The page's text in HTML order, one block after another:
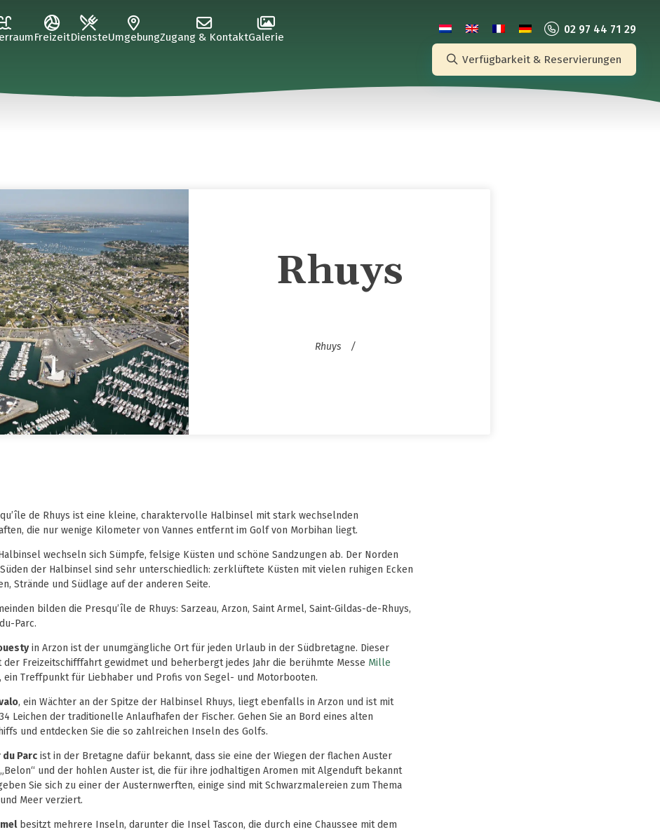
FreizeitDiensteUmgebungZugang & KontaktGalerie
02 97 44 71 29
Verfügbarkeit & Reservierungen
Rhuys
Rhuys
de Rhuys ist eine kleine, charaktervolle Halbinsel mit stark wechselnden
die nur wenige Kilometer von Vannes entfernt im Golf von Morbihan liegt.
wechseln sich Sümpfe, felsige Küsten und schöne Sandzungen ab. Der Norden
der Halbinsel sind sehr unterschiedlich: zerklüftete Küsten mit vielen ruhigen Ecken
Strände und Südlage auf der anderen Seite.
bilden die Presqu’île de Rhuys: Sarzeau, Arzon, Saint Armel, Saint-Gildas-de-Rhuys,
Parc.
in Arzon ist der unumgängliche Ort für jeden Urlaub in der Südbretagne. Dieser
der Freizeitschifffahrt gewidmet und beherbergt jedes Jahr die berühmte Messe Mille
, ein Treffpunkt für Liebhaber und Profis von Segel- und Motorbooten.
, ein Wächter an der Spitze der Halbinsel Rhuys, liegt ebenfalls in Arzon und ist mit
Leichen der traditionelle Anlaufhafen der Fischer. Gehen Sie an Bord eines alten
und entdecken Sie die so zahlreichen Inseln des Golfs.
du Parc ist in der Bretagne dafür bekannt, dass sie eine der Wiegen der flachen Auster
und der hohlen Auster ist, die für ihre jodhaltigen Aromen mit Algenduft bekannt
Sie sich zu einer der Austernwerften, einige sind mit Schwarzmalereien zum Thema
Meer verziert.
besitzt mehrere Inseln, darunter die Insel Tascon, die durch eine Chaussee mit dem